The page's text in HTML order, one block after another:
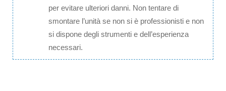
per evitare ulteriori danni. Non tentare di
smontare l’unità se non si è professionisti e non
si dispone degli strumenti e dell’esperienza
necessari.